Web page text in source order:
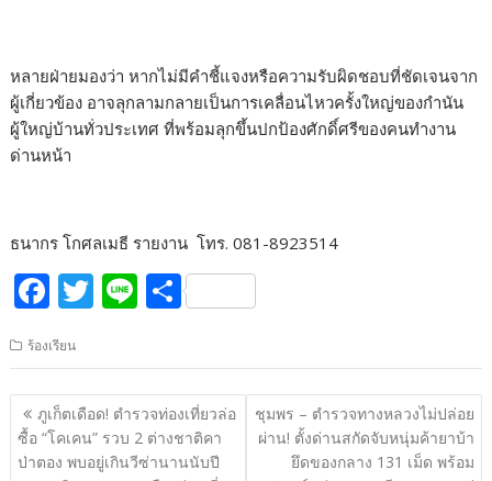
หลายฝ่ายมองว่า หากไม่มีคำชี้แจงหรือความรับผิดชอบที่ชัดเจนจาก
ผู้เกี่ยวข้อง อาจลุกลามกลายเป็นการเคลื่อนไหวครั้งใหญ่ของกำนัน
ผู้ใหญ่บ้านทั่วประเทศ ที่พร้อมลุกขึ้นปกป้องศักดิ์ศรีของคนทำงาน
ด่านหน้า
ธนากร โกศลเมธี รายงาน โทร. 081-8923514
F
ac
e
b
o
o
T
itt
er
Li
e
S
ar
e
ร้องเรียน
แนะแนว
เรื่อง
ภูเก็ตเดือด! ตำรวจท่องเที่ยวล่อ
ซื้อ “โคเคน” รวบ 2 ต่างชาติคา
ป่าตอง พบอยู่เกินวีซ่านานนับปี
ชุมพร – ตำรวจทางหลวงไม่ปล่อย
ผ่าน! ตั้งด่านสกัดจับหนุ่มค้ายาบ้า
ยึดของกลาง 131 เม็ด พร้อม